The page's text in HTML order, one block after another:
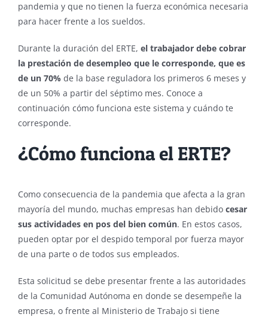
pandemia y que no tienen la fuerza económica necesaria
para hacer frente a los sueldos.
Durante la duración del ERTE, el trabajador debe cobrar
la prestación de desempleo que le corresponde, que es
de un 70% de la base reguladora los primeros 6 meses y
de un 50% a partir del séptimo mes. Conoce a
continuación cómo funciona este sistema y cuándo te
corresponde.
¿Cómo funciona el ERTE?
Como consecuencia de la pandemia que afecta a la gran
mayoría del mundo, muchas empresas han debido cesar
sus actividades en pos del bien común. En estos casos,
pueden optar por el despido temporal por fuerza mayor
de una parte o de todos sus empleados.
Esta solicitud se debe presentar frente a las autoridades
de la Comunidad Autónoma en donde se desempeñe la
empresa, o frente al Ministerio de Trabajo si tiene